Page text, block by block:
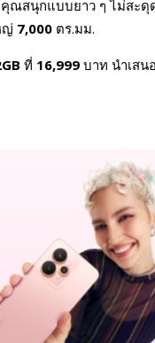
ณสนุกแบบยาว ๆ ไม่สะ
ญ่ 7,000 ตร.มม.
ที่ 16,999 บาท นำเสนอ